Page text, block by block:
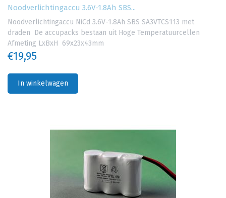
Noodverlichtingaccu 3.6V-1.8Ah SBS...
Noodverlichtingaccu NiCd 3.6V-1.8Ah SBS SA3VTCS113 met
draden De accupacks bestaan uit Hoge Temperatuurcellen
Afmeting LxBxH 69x23x43mm
€19,95
In winkelwagen